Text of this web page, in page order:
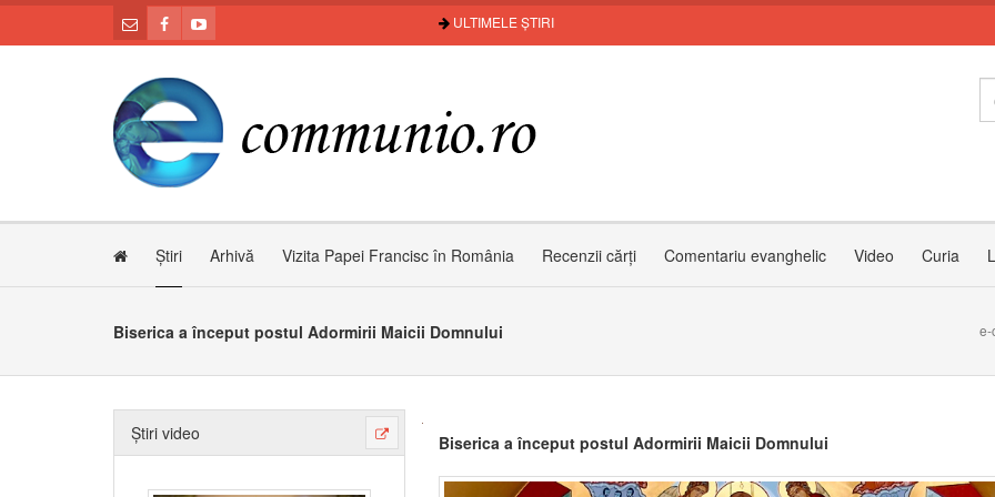
ULTIMELE ȘTIRI
Știri Arhivă Vizita Papei Francisc în România Recenzii cărți Comentariu evanghelic Video Curia
Biserica a început postul Adormirii Maicii Domnului e-
Știri video Biserica a început postul Adormirii Maicii Domnului